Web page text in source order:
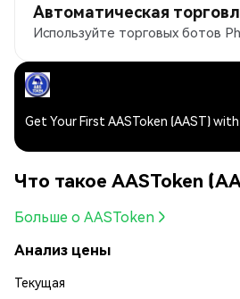
Автоматическая
Используйте торговых ботов
Get Your First AASToken (AAST)
Что такое AASToken
Больше о AASToken
Анализ цены
Текущая